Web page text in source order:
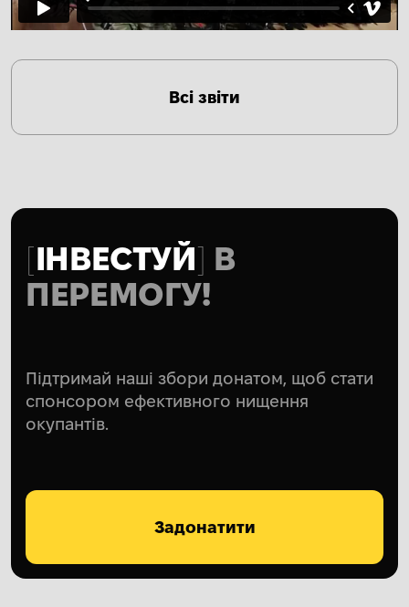
Всі звіти
ІНВЕСТУЙ В
ПЕРЕМОГУ!
Підтримай наші збори донатом, щоб стати
спонсором ефективного нищення
окупантів.
Задонатити